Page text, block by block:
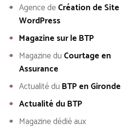
Agence deCréation de Site
WordPress
Magazine sur le BTP
Magazine du Courtage en
Assurance
Actualité du BTP en Gironde
Actualité du BTP
Magazine dédié aux